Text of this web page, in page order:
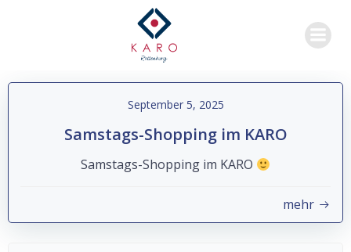
springen
September 5, 2025
Samstags-Shopping im KARO
Samstags-Shopping im KARO
mehr